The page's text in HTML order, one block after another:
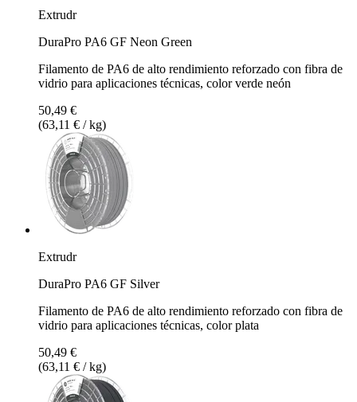
Extrudr
DuraPro PA6 GF Neon Green
Filamento de PA6 de alto rendimiento reforzado con fibra de
vidrio para aplicaciones técnicas, color verde neón
50,49 €
(63,11 € / kg)
Extrudr
DuraPro PA6 GF Silver
Filamento de PA6 de alto rendimiento reforzado con fibra de
vidrio para aplicaciones técnicas, color plata
50,49 €
(63,11 € / kg)